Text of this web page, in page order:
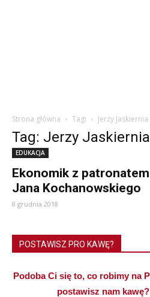
Strona główna Tagi Jerzy Jaskiernia
Tag: Jerzy Jaskiernia
EDUKACJA
Ekonomik z
Jana Kochanowskiego
8 grudnia 2018
POSTAWISZ PRO KAWĘ?
Podoba Ci się to, co robimy na
postawisz nam